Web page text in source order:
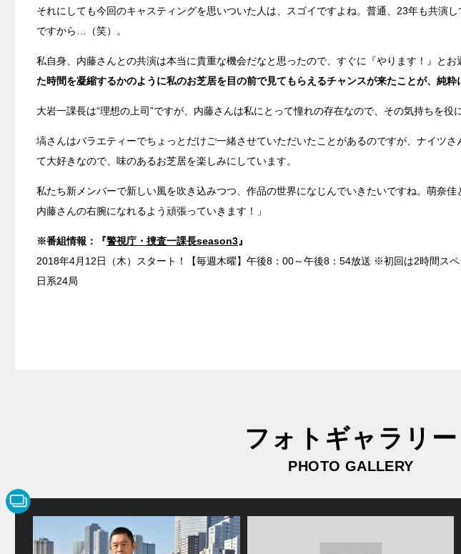
それにしても今回のキャスティングを思いついた人は、スゴイですよね。普通、23年も共演
ですから…（笑）。
私自身、内藤さんとの共演は本当に貴重な機会だなと思ったので、すぐに『やります！』とお
た時間を凝縮するかのように私のお芝居を目の前で見てもらえるチャンスが来たことが、純粋
大岩一課長は“理想の上司”ですが、内藤さんは私にとって憧れの存在なので、その気持ちを役
塙さんはバラエティーでちょっとだけご一緒させていただいたことがあるのですが、ナイツ
て大好きなので、味のあるお芝居を楽しみにしています。
私たち新メンバーで新しい風を吹き込みつつ、作品の世界になじんでいきたいですね。萌奈佳
内藤さんの右腕になれるよう頑張っていきます！」
※番組情報：『警視庁・捜査一課長season3』
2018年4月12日（木）スタート！【毎週木曜】午後8：00～午後8：54放送 ※初回は2時間ス
日系24局
フォトギャラリー
PHOTO GALLERY